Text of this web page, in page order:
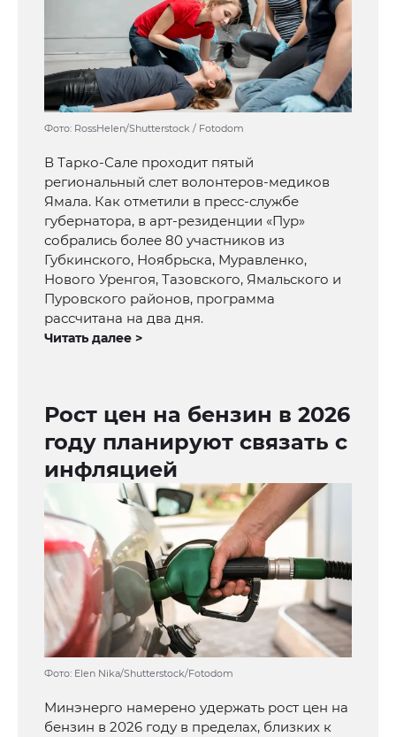
Фото: RossHelen/Shutterstock / Fotodom
В Тарко-Сале проходит пятый
региональный слет волонтеров-медиков
Ямала. Как отметили в пресс-службе
губернатора, в арт-резиденции «Пур»
собрались более 80 участников из
Губкинского, Ноябрьска, Муравленко,
Нового Уренгоя, Тазовского, Ямальского и
Пуровского районов, программа
рассчитана на два дня.
Читать далее >
Рост цен на бензин в 2026
году планируют связать с
инфляцией
Фото: Elen Nika/Shutterstock/Fotodom
Минэнерго намерено удержать рост цен на
бензин в 2026 году в пределах, близких к